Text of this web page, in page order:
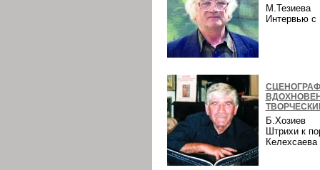
М.Тезиева
Интервью
Б.Хозиев
Штрихи к